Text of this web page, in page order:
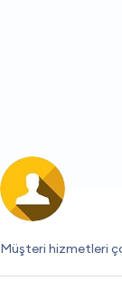
Müşteri hizmetleri